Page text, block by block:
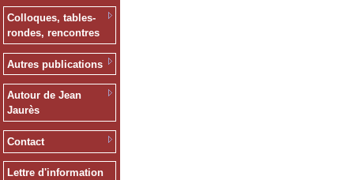
Colloques, tables-
rondes, rencontres
Autres publications
Autour de Jean
Jaurès
Contact
Lettre d'information